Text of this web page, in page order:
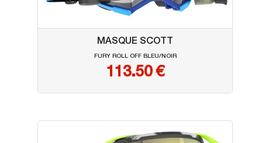
MASQUE SCOTT
FURY ROLL OFF BLEU/NOIR
113.50€